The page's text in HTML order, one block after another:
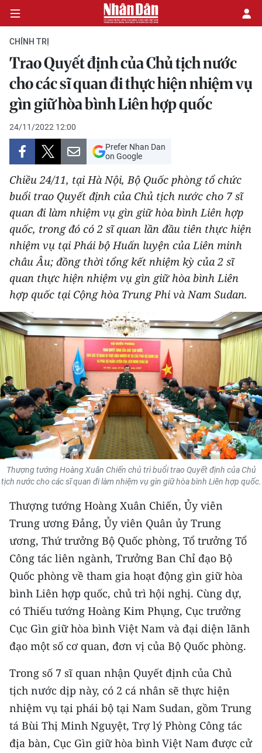
CHÍNH TRỊ
KINH TẾ
VĂN HÓA
XÃ HỘI
PHÁP LUẬT
DU LỊCH
THẾ GIỚI
THỂ THAO
GIÁO DỤC
Y TẾ
KHOA HỌC - CÔNG NGHỆ
MÔI TRƯỜNG
BẠN ĐỌC
KIỂM CHỨNG THÔNG TIN
TRI THỨC CHUYÊN SÂU
54 DÂN TỘC VIỆT NAM
CHƯƠNG TRÌNH OCOP - MỖI XÃ
MỘT SẢN PHẨM
RADIO
MEDIA CENTER
E-Magazine
Media Chính trị
Media Kinh tế
Media Văn hóa
CHÍNH TRỊ
Trao Quyết định của Chủ tịch nước
cho các sĩ quan đi thực hiện nhiệm vụ
gìn giữ hòa bình Liên hợp quốc
24/11/2022 12:00
Prefer Nhan Dan
on Google
Chiều 24/11, tại Hà Nội, Bộ Quốc phòng tổ chức
buổi trao Quyết định của Chủ tịch nước cho 7 sĩ
quan đi làm nhiệm vụ gìn giữ hòa bình Liên hợp
quốc, trong đó có 2 sĩ quan lần đầu tiên thực hiện
nhiệm vụ tại Phái bộ Huấn luyện của Liên minh
châu Âu; đồng thời tổng kết nhiệm kỳ của 2 sĩ
quan thực hiện nhiệm vụ gìn giữ hòa bình Liên
hợp quốc tại Cộng hòa Trung Phi và Nam Sudan.
Thượng tướng Hoàng Xuân Chiến chủ trì buổi trao Quyết định của Chủ
tịch nước cho các sĩ quan đi làm nhiệm vụ gìn giữ hòa bình Liên hợp quốc.
Thượng tướng Hoàng Xuân Chiến, Ủy viên
Trung ương Đảng, Ủy viên Quân ủy Trung
ương, Thứ trưởng Bộ Quốc phòng, Tổ trưởng Tổ
Công tác liên ngành, Trưởng Ban Chỉ đạo Bộ
Quốc phòng về tham gia hoạt động gìn giữ hòa
bình Liên hợp quốc, chủ trì hội nghị. Cùng dự,
có Thiếu tướng Hoàng Kim Phụng, Cục trưởng
Cục Gìn giữ hòa bình Việt Nam và đại diện lãnh
đạo một số cơ quan, đơn vị của Bộ Quốc phòng.
Trong số 7 sĩ quan nhận Quyết định của Chủ
tịch nước dịp này, có 2 cá nhân sẽ thực hiện
nhiệm vụ tại phái bộ tại Nam Sudan, gồm Trung
tá Bùi Thị Minh Nguyệt, Trợ lý Phòng Công tác
địa bàn, Cục Gìn giữ hòa bình Việt Nam được cử